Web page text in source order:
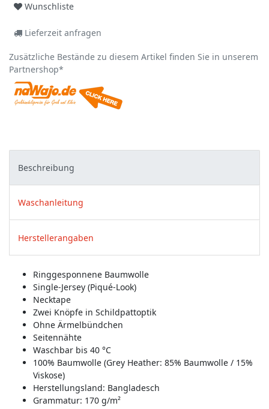
Wunschliste
Lieferzeit anfragen
Zusätzliche Bestände zu diesem Artikel finden Sie in unserem
Partnershop*
Beschreibung
Waschanleitung
Herstellerangaben
Ringgesponnene Baumwolle
Single-Jersey (Piqué-Look)
Necktape
Zwei Knöpfe in Schildpattoptik
Ohne Ärmelbündchen
Seitennähte
Waschbar bis 40 °C
100% Baumwolle (Grey Heather: 85% Baumwolle / 15%
Viskose)
Herstellungsland: Bangladesch
Grammatur: 170 g/m²